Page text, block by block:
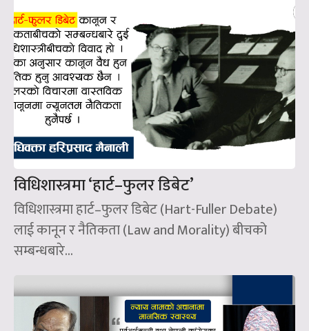
विधिशास्त्रमा ‘हार्ट–फुलर डिबेट’
विधिशास्त्रमा हार्ट–फुलर डिबेट (Hart-Fuller Debate)
लाई कानून र नैतिकता (Law and Morality) बीचको
सम्बन्धबारे...